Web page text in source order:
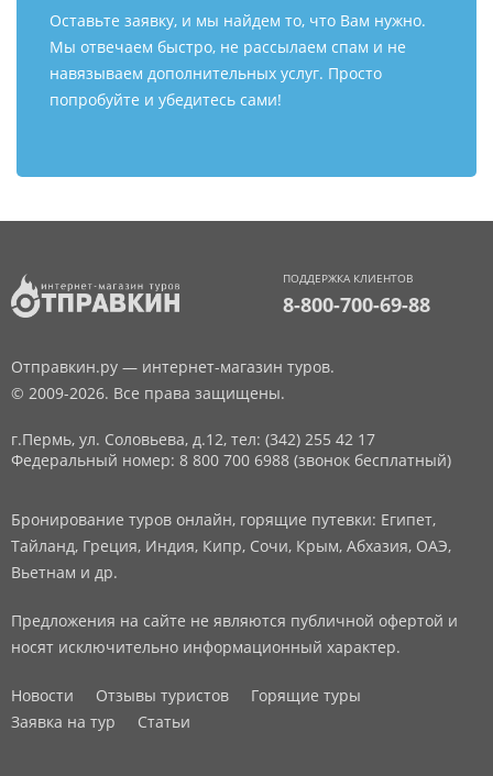
Оставьте заявку, и мы найдем то, что Вам нужно.
Мы отвечаем быстро, не рассылаем спам и не
навязываем дополнительных услуг. Просто
попробуйте и убедитесь сами!
ПОДДЕРЖКА КЛИЕНТОВ
8-800-700-69-88
Отправкин.ру — интернет-магазин туров.
© 2009-2026. Все права защищены.
г.Пермь, ул. Соловьева, д.12, тел: (342) 255 42 17
Федеральный номер: 8 800 700 6988 (звонок бесплатный)
Бронирование туров онлайн, горящие путевки: Египет,
Тайланд, Греция, Индия, Кипр, Сочи, Крым, Абхазия, ОАЭ,
Вьетнам и др.
Предложения на сайте не являются публичной офертой и
носят исключительно информационный характер.
Новости Отзывы туристов
Горящие туры
Заявка на тур
Статьи